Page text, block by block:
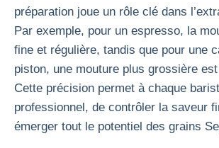
préparation joue un rôle clé dans
Par exemple, pour un espresso, la
fine et régulière, tandis que pour une
piston, une mouture plus grossière
Cette précision permet à chaque
professionnel, de contrôler la saveur
émerger tout le potentiel des grains